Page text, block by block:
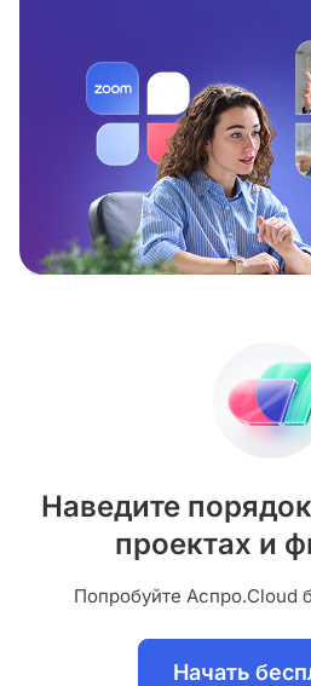
Наведите
проектах и
Попробуйте Аспро.Cloud
Начать